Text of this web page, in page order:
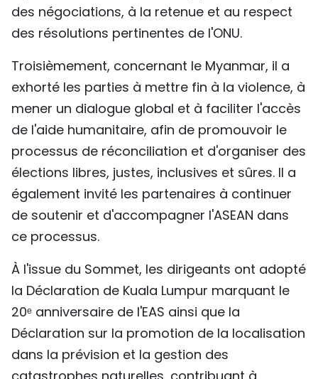
des négociations, à la retenue et au respect
des résolutions pertinentes de l'ONU.
Troisièmement, concernant le Myanmar, il a
exhorté les parties à mettre fin à la violence, à
mener un dialogue global et à faciliter l'accès
de l'aide humanitaire, afin de promouvoir le
processus de réconciliation et d'organiser des
élections libres, justes, inclusives et sûres. Il a
également invité les partenaires à continuer
de soutenir et d'accompagner l'ASEAN dans
ce processus.
À l'issue du Sommet, les dirigeants ont adopté
la Déclaration de Kuala Lumpur marquant le
20ᵉ anniversaire de l'EAS ainsi que la
Déclaration sur la promotion de la localisation
dans la prévision et la gestion des